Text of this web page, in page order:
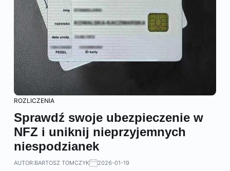
ROZLICZENIA
Sprawdź swoje ubezpieczenie w
NFZ i uniknij nieprzyjemnych
niespodzianek
AUTOR:BARTOSZ TOMCZYK 2026-01-19